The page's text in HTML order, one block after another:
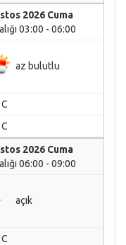
2026 Cuma
03:00 - 06:00
az bulutlu
2026 Cuma
06:00 - 09:00
açık